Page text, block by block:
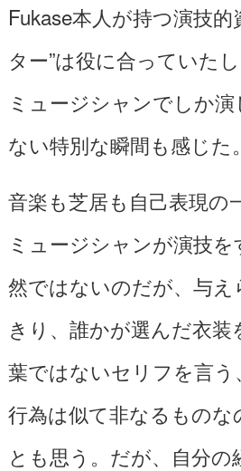
Fukase本人が持つ演技的
ター”は役に合っていた
ミュージシャンでしか
ない特別な瞬間も感じた。
音楽も芝居も自己表現の
ミュージシャンが演技
然ではないのだが、与え
きり、誰かが選んだ衣装
葉ではないセリフを言
行為は似て非なるものな
とも思う。だが、自分の